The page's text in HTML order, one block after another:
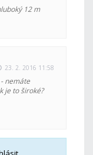
12 m
23. 2. 2016 11:58
nemáte
je to široké?